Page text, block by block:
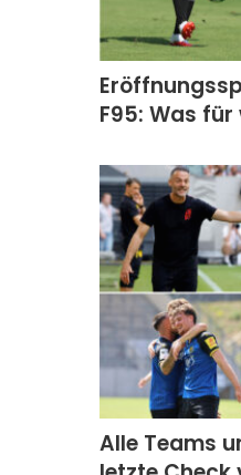
F95: Was
Alle Teams